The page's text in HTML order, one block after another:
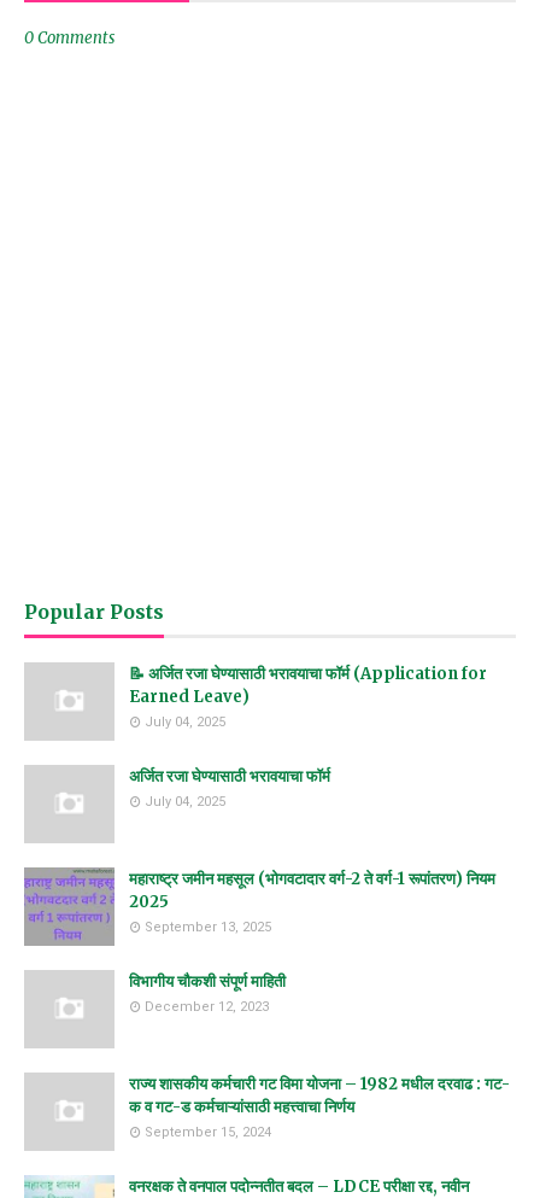
0 Comments
Popular Posts
📝 अर्जित रजा घेण्यासाठी भरावयाचा फॉर्म (Application for
Earned Leave)
July 04, 2025
अर्जित रजा घेण्यासाठी भरावयाचा फॉर्म
July 04, 2025
महाराष्ट्र जमीन महसूल (भोगवटादार वर्ग-2 ते वर्ग-1 रूपांतरण) नियम
2025
September 13, 2025
विभागीय चौकशी संपूर्ण माहिती
December 12, 2023
राज्य शासकीय कर्मचारी गट विमा योजना – 1982 मधील दरवाढ : गट-
क व गट-ड कर्मचाऱ्यांसाठी महत्त्वाचा निर्णय
September 15, 2024
वनरक्षक ते वनपाल पदोन्नतीत बदल – LDCE परीक्षा रद्द, नवीन